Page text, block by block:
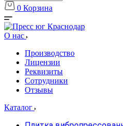
0 Корзина
О нас
Производство
Лицензии
Реквизиты
Сотрудники
Отзывы
Каталог